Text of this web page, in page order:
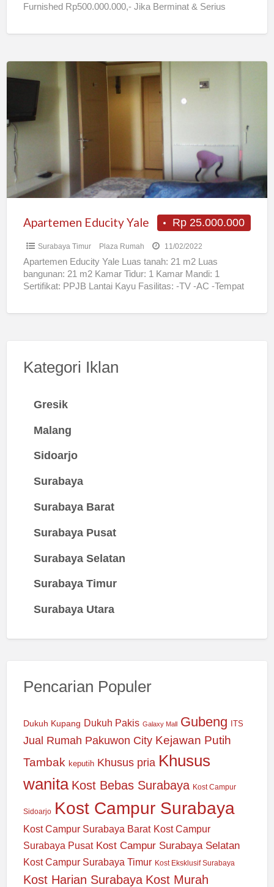
Furnished Rp500.000.000,- Jika Berminat & Serius
Educity
Rp 25.000.000
Apartemen Educity Yale
Surabaya Timur Plaza Rumah 11/02/2022
Apartemen Educity Yale Luas tanah: 21 m2 Luas
bangunan: 21 m2 Kamar Tidur: 1 Kamar Mandi: 1
Sertifikat: PPJB Lantai Kayu Fasilitas: -TV -AC -Tempat
Kategori Iklan
Gresik
Malang
Sidoarjo
Surabaya
Surabaya Barat
Surabaya Pusat
Surabaya Selatan
Surabaya Timur
Surabaya Utara
Pencarian Populer
Dukuh Kupang Dukuh Pakis Galaxy Mall Gubeng ITS
Jual Rumah Pakuwon City Kejawan Putih
Tambak keputih Khusus pria Khusus
wanita Kost Bebas Surabaya Kost Campur
Sidoarjo Kost Campur Surabaya
Kost Campur Surabaya Barat Kost Campur
Surabaya Pusat Kost Campur Surabaya Selatan
Kost Campur Surabaya Timur Kost Eksklusif Surabaya
Kost Harian Surabaya Kost Murah